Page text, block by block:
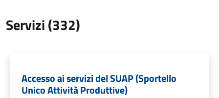
Servizi (332)
Accesso ai servizi del SUAP (Sportello
Unico Attività Produttive)